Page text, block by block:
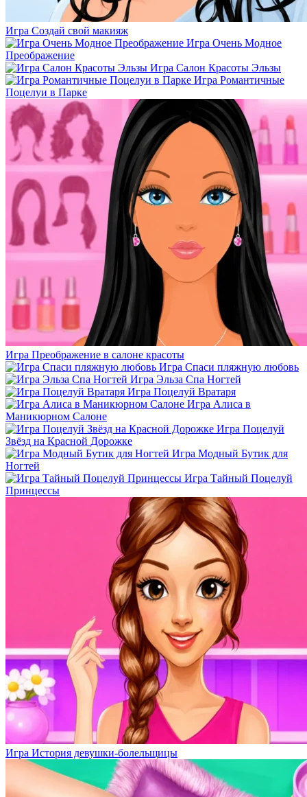
Игра Создай свой макияж
Игра Очень Модное
Преображение
Игра Салон Красоты Эльзы
Игра Романтичные
Поцелуи в Парке
Игра Преображение в салоне красоты
Игра Спаси пляжную любовь
Игра Эльза Спа Ногтей
Игра Поцелуй Вратаря
Игра Алиса в
Маникюрном Салоне
Игра Поцелуй
Звёзд на Красной Дорожке
Игра Модный Бутик для
Ногтей
Игра Тайный Поцелуй
Принцессы
Игра История девушки-болельщицы